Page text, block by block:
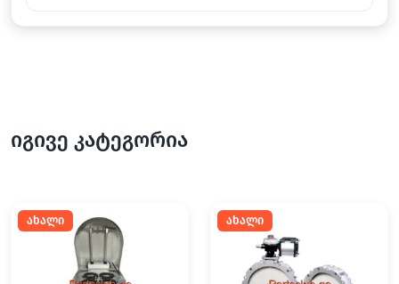
იგივე კატეგორია
ახალი ახალი